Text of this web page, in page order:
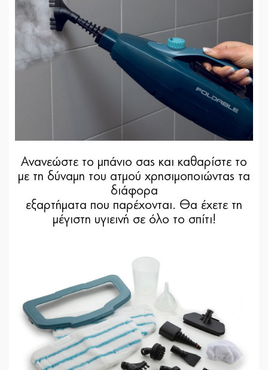
Ανανεώστε το μπάνιο σας και καθαρίστε το
με τη δύναμη του ατμού χρησιμοποιώντας τα
διάφορα
εξαρτήματα που παρέχονται. Θα έχετε τη
μέγιστη υγιεινή σε όλο το σπίτι!